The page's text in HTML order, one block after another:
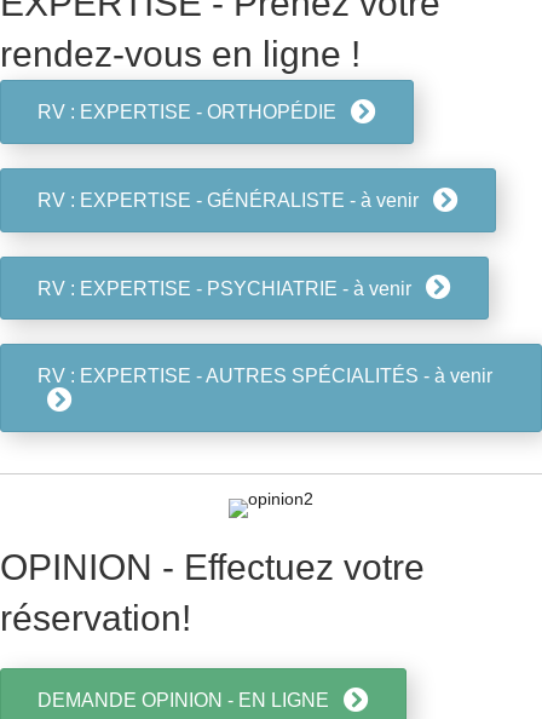
rendez-vous en ligne !
RV : EXPERTISE - ORTHOPÉDIE
RV : EXPERTISE - GÉNÉRALISTE - à venir
RV : EXPERTISE - PSYCHIATRIE - à venir
RV : EXPERTISE - AUTRES SPÉCIALITÉS - à venir
OPINION - Effectuez votre
réservation!
DEMANDE OPINION - EN LIGNE